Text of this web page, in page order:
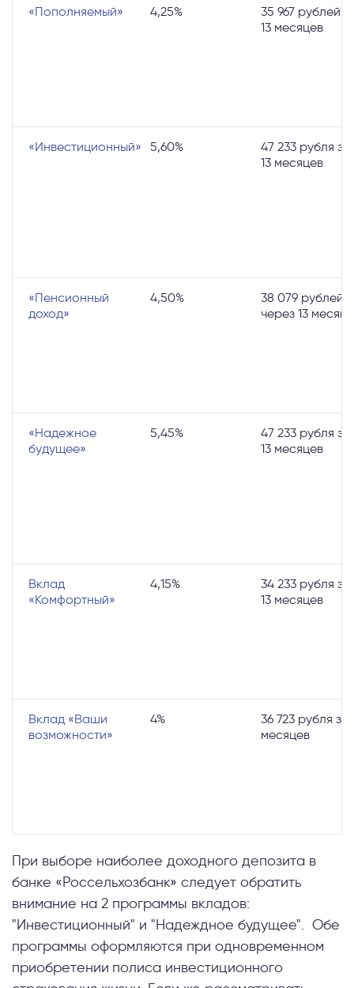
«Пополняемый» 4,25%
35 967 рублей
13 месяцев
«Инвестиционный» 5,60%
47 233 рубля за
13 месяцев
«Пенсионный
доход»
4,50%
38 079 рублей
через 13
«Надежное
будущее»
5,45%
47 233 рубля за
13 месяцев
Вклад
«Комфортный»
4,15%
34 233 рубля за
13 месяцев
Вклад «Ваши
возможности»
4%
36 723 рубля за
месяцев
При выборе наиболее доходного депозита в
банке «Россельхозбанк» следует обратить
внимание на 2 программы вкладов:
"Инвестиционный" и "Надеждное будущее". Обе
программы оформляются при одновременном
приобретении полиса инвестиционного